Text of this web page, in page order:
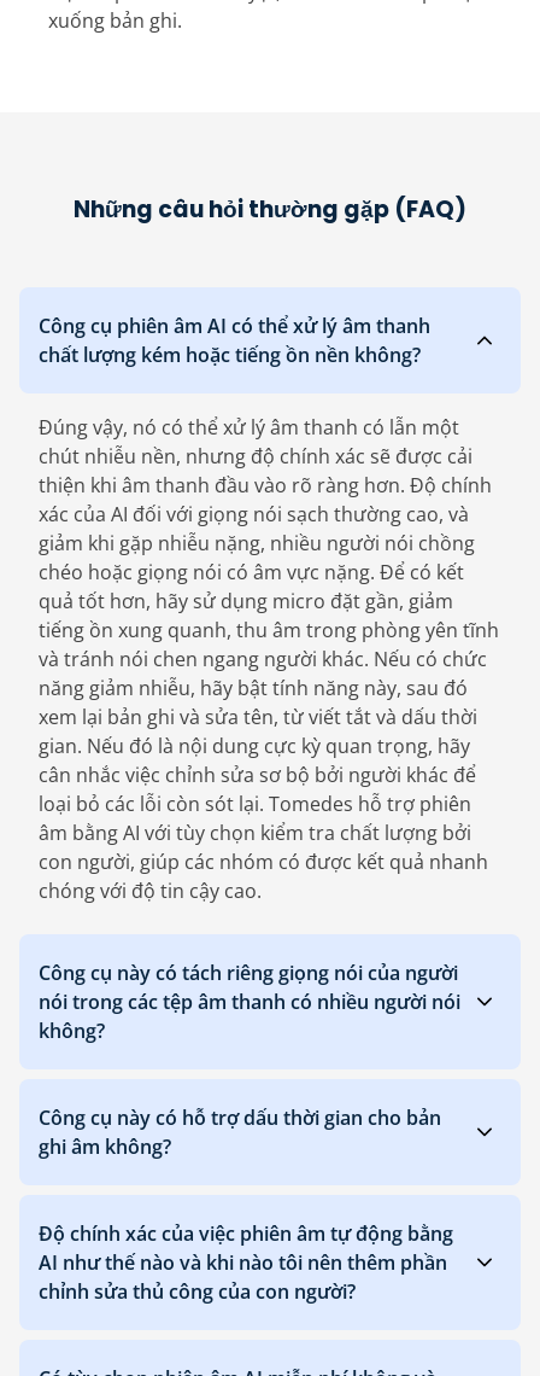
xuống bản ghi.
Những câu hỏi thường gặp (FAQ)
Công cụ phiên âm AI có thể xử lý âm thanh
chất lượng kém hoặc tiếng ồn nền không?
Đúng vậy, nó có thể xử lý âm thanh có lẫn một
chút nhiễu nền, nhưng độ chính xác sẽ được cải
thiện khi âm thanh đầu vào rõ ràng hơn. Độ chính
xác của AI đối với giọng nói sạch thường cao, và
giảm khi gặp nhiễu nặng, nhiều người nói chồng
chéo hoặc giọng nói có âm vực nặng. Để có kết
quả tốt hơn, hãy sử dụng micro đặt gần, giảm
tiếng ồn xung quanh, thu âm trong phòng yên tĩnh
và tránh nói chen ngang người khác. Nếu có chức
năng giảm nhiễu, hãy bật tính năng này, sau đó
xem lại bản ghi và sửa tên, từ viết tắt và dấu thời
gian. Nếu đó là nội dung cực kỳ quan trọng, hãy
cân nhắc việc chỉnh sửa sơ bộ bởi người khác để
loại bỏ các lỗi còn sót lại. Tomedes hỗ trợ phiên
âm bằng AI với tùy chọn kiểm tra chất lượng bởi
con người, giúp các nhóm có được kết quả nhanh
chóng với độ tin cậy cao.
Công cụ này có tách riêng giọng nói của người
nói trong các tệp âm thanh có nhiều người nói
không?
Công cụ này có hỗ trợ dấu thời gian cho bản
ghi âm không?
Độ chính xác của việc phiên âm tự động bằng
AI như thế nào và khi nào tôi nên thêm phần
chỉnh sửa thủ công của con người?